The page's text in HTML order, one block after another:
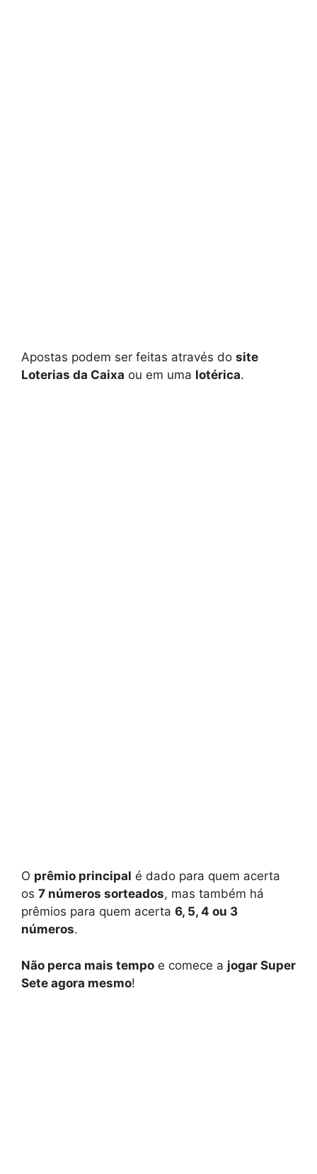
Apostas podem ser feitas através do site
Loterias da Caixa ou em uma lotérica.
O prêmio principal é dado para quem acerta
os 7 números sorteados, mas também há
prêmios para quem acerta 6, 5, 4 ou 3
números.
Não perca mais tempo e comece a jogar Super
Sete agora mesmo!